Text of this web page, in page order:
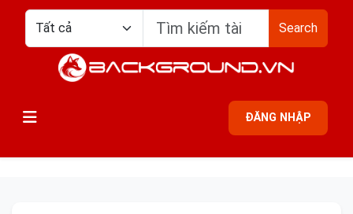
Search
ĐĂNG NHẬP